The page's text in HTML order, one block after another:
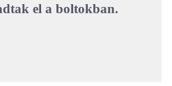
el a boltokban.